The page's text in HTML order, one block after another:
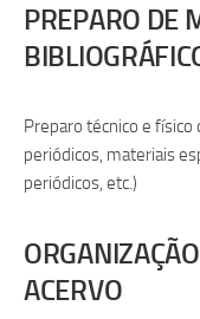
PREPARO DE
Preparo técnico e
periódicos, materiais
periódicos, etc.)
ACERVO